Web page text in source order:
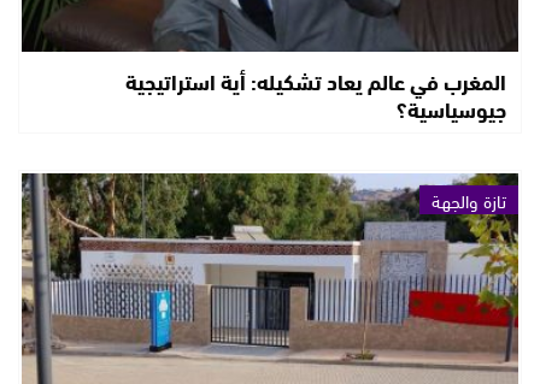
المغرب في عالم يعاد تشكيله: أية استراتيجية
جيوسياسية؟
تازة والجهة